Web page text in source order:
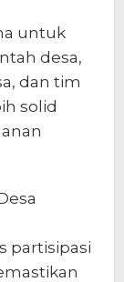
untuk
desa,
dan tim
solid
partisipasi